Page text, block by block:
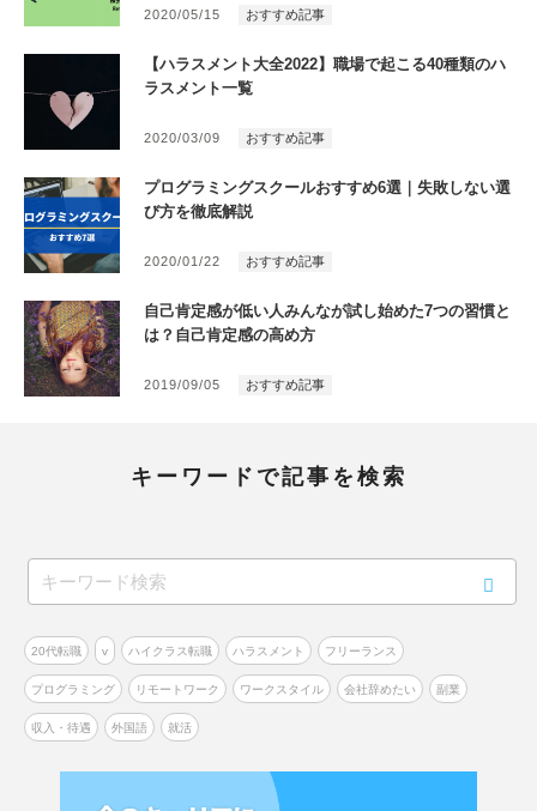
キーワードで記事を検索
20代転職 v ハイクラス転職 ハラスメント フリーランス
プログラミング リモートワーク ワークスタイル 会社辞めたい 副業
収入・待遇 外国語 就活
2020/05/15 おすすめ記事
【ハラスメント大全2022】職場で起こる40種類のハ
ラスメント一覧
2020/03/09 おすすめ記事
プログラミングスクールおすすめ6選｜失敗しない選
び方を徹底解説
2020/01/22 おすすめ記事
自己肯定感が低い人みんなが試し始めた7つの習慣と
は？自己肯定感の高め方
2019/09/05 おすすめ記事